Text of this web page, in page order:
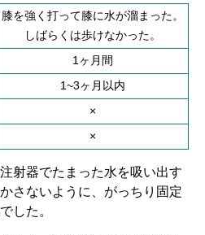
膝を強く打って膝に水が溜まった。
しばらくは歩けなかった。
1ヶ月間
1~3ヶ月以内
×
×
射器でたまった水を吸い出す
さないように、がっちり固定
した。